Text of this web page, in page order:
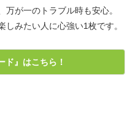
が一のトラブル時も安心。
みたい人に心強い1枚です。
ド』はこちら！